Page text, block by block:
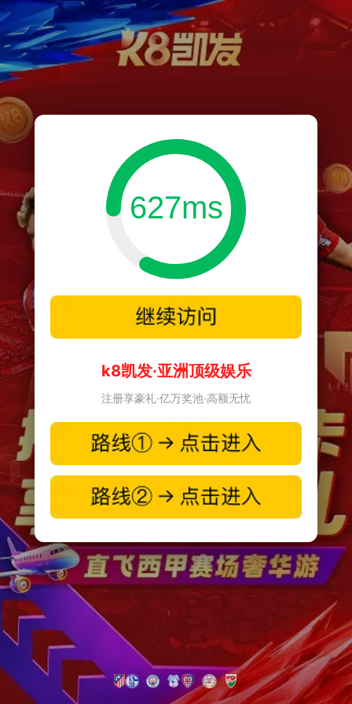
627ms
k8凯发·亚洲顶级娱乐
注册享豪礼·亿万奖池·高额无忧